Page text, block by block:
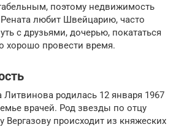
поэтому недвижимость
любит Швейцарию, часто
с друзьями, дочерью, покататься
хорошо провести время.
Литвинова родилась 12 января 1967
врачей. Род звезды по отцу
Вергазову происходит из княжеских